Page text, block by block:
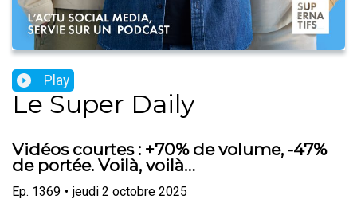
Play
Le Super Daily
Vidéos courtes : +70% de volume, -47%
de portée. Voilà, voilà…
Ep. 1369 • jeudi 2 octobre 2025